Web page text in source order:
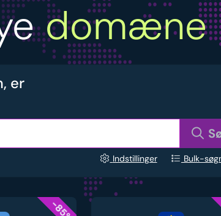
domæne
er
Indstillinger Bulk-